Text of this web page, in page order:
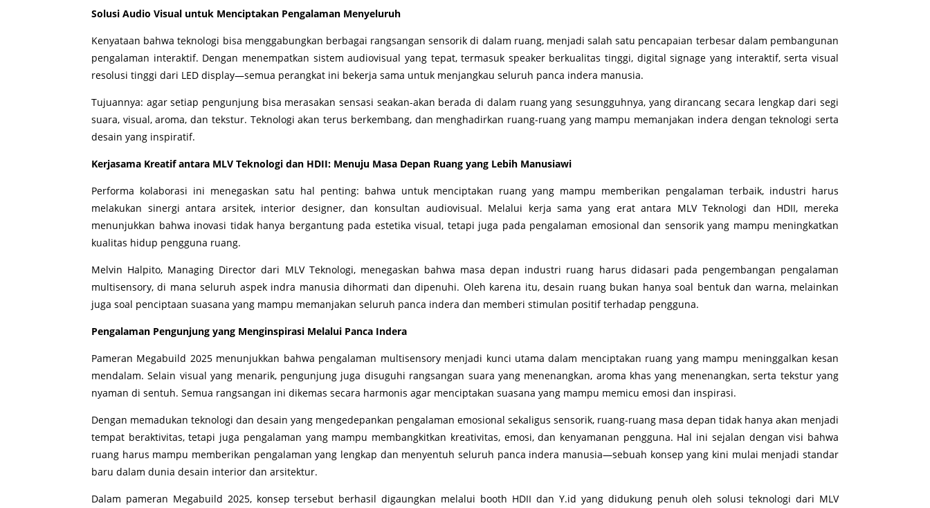
Solusi Audio Visual untuk Menciptakan Pengalaman Menyeluruh
Kenyataan bahwa teknologi bisa menggabungkan berbagai rangsangan sensorik di dalam ruang, menjadi salah satu pencapaian terbesar dalam pembangunan
pengalaman interaktif. Dengan menempatkan sistem audiovisual yang tepat, termasuk speaker berkualitas tinggi, digital signage yang interaktif, serta visual
resolusi tinggi dari LED display—semua perangkat ini bekerja sama untuk menjangkau seluruh panca indera manusia.
Tujuannya: agar setiap pengunjung bisa merasakan sensasi seakan-akan berada di dalam ruang yang sesungguhnya, yang dirancang secara lengkap dari segi
suara, visual, aroma, dan tekstur. Teknologi akan terus berkembang, dan menghadirkan ruang-ruang yang mampu memanjakan indera dengan teknologi serta
desain yang inspiratif.
Kerjasama Kreatif antara MLV Teknologi dan HDII: Menuju Masa Depan Ruang yang Lebih Manusiawi
Performa kolaborasi ini menegaskan satu hal penting: bahwa untuk menciptakan ruang yang mampu memberikan pengalaman terbaik, industri harus
melakukan sinergi antara arsitek, interior designer, dan konsultan audiovisual. Melalui kerja sama yang erat antara MLV Teknologi dan HDII, mereka
menunjukkan bahwa inovasi tidak hanya bergantung pada estetika visual, tetapi juga pada pengalaman emosional dan sensorik yang mampu meningkatkan
kualitas hidup pengguna ruang.
Melvin Halpito, Managing Director dari MLV Teknologi, menegaskan bahwa masa depan industri ruang harus didasari pada pengembangan pengalaman
multisensory, di mana seluruh aspek indra manusia dihormati dan dipenuhi. Oleh karena itu, desain ruang bukan hanya soal bentuk dan warna, melainkan
juga soal penciptaan suasana yang mampu memanjakan seluruh panca indera dan memberi stimulan positif terhadap pengguna.
Pengalaman Pengunjung yang Menginspirasi Melalui Panca Indera
Pameran Megabuild 2025 menunjukkan bahwa pengalaman multisensory menjadi kunci utama dalam menciptakan ruang yang mampu meninggalkan kesan
mendalam. Selain visual yang menarik, pengunjung juga disuguhi rangsangan suara yang menenangkan, aroma khas yang menenangkan, serta tekstur yang
nyaman di sentuh. Semua rangsangan ini dikemas secara harmonis agar menciptakan suasana yang mampu memicu emosi dan inspirasi.
Dengan memadukan teknologi dan desain yang mengedepankan pengalaman emosional sekaligus sensorik, ruang-ruang masa depan tidak hanya akan menjadi
tempat beraktivitas, tetapi juga pengalaman yang mampu membangkitkan kreativitas, emosi, dan kenyamanan pengguna. Hal ini sejalan dengan visi bahwa
ruang harus mampu memberikan pengalaman yang lengkap dan menyentuh seluruh panca indera manusia—sebuah konsep yang kini mulai menjadi standar
baru dalam dunia desain interior dan arsitektur.
Dalam pameran Megabuild 2025, konsep tersebut berhasil digaungkan melalui booth HDII dan Y.id yang didukung penuh oleh solusi teknologi dari MLV